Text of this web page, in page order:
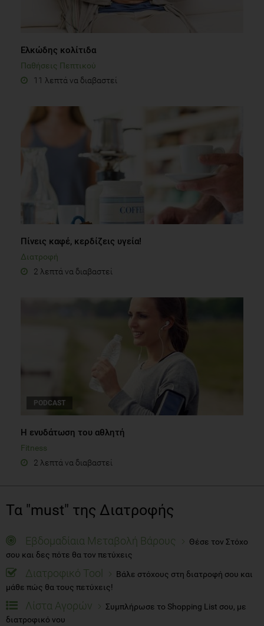
Ελκώδης κολίτιδα
Παθήσεις Πεπτικού
11 λεπτά να διαβαστεί
Πίνεις καφέ, κερδίζεις υγεία!
Διατροφή
2 λεπτά να διαβαστεί
PODCAST
Η ενυδάτωση του αθλητή
Fitness
2 λεπτά να διαβαστεί
Τα "must" της Διατροφής
Εβδομαδίαια Μεταβολή Βάρους
Θέσε τον Στόχο
σου και δες πότε θα τον πετύχεις
Διατροφικό Tool
Βάλε στόχους στη διατροφή σου και
μάθε πώς θα τους πετύχεις!
Λίστα Αγορών
Συμπλήρωσε το Shopping List σου, με
διατροφικό νου